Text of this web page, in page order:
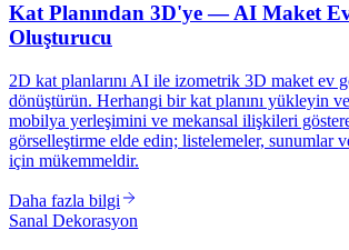
Kat Planından 3D'ye — AI Maket
Oluşturucu
2D kat planlarını AI ile izometrik 3D maket ev
dönüştürün. Herhangi bir kat planını yükleyin
mobilya yerleşimini ve mekansal ilişkileri
görselleştirme elde edin; listelemeler, sunumlar
için mükemmeldir.
Daha fazla bilgi
Sanal Dekorasyon